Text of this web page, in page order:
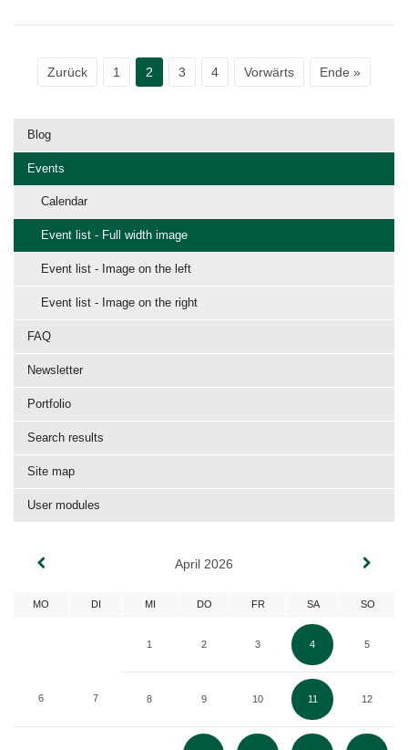
Zurück 1 2 3 4 Vorwärts Ende »
Blog
Events
Calendar
Event list - Full width image
Event list - Image on the left
Event list - Image on the right
FAQ
Newsletter
Portfolio
Search results
Site map
User modules
April 2026
MO DI MI DO FR SA SO
1 2 3 4 5
6 7 8 9 10 11 12